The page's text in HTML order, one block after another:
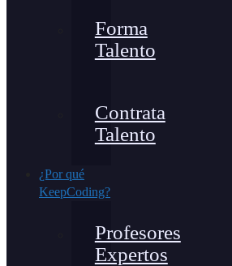
Forma
Talento
Contrata
Talento
¿Por qué
KeepCoding?
Profesores
Expertos